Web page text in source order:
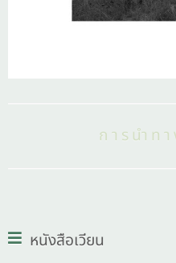
การนำท
หนังสือเวียน